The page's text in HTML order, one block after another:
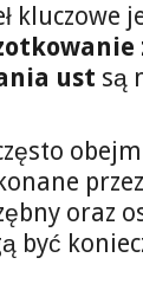
kluczowe
ust są
oraz
być